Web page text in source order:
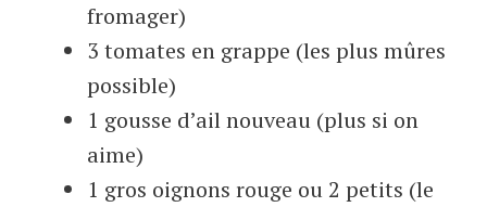
fromager)
3 tomates en grappe (les plus mûres
possible)
1 gousse d’ail nouveau (plus si on
aime)
1 gros oignons rouge ou 2 petits (le